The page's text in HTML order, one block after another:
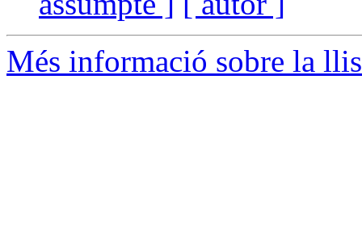
Més informació sobre la